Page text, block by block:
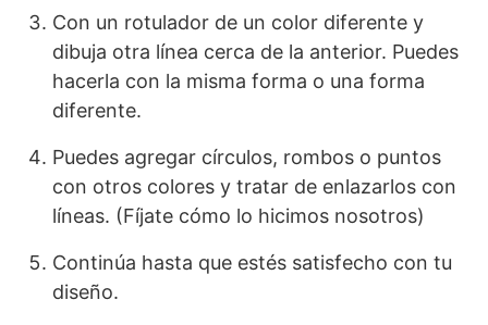
Con un rotulador de un color diferente y
dibuja otra línea cerca de la anterior. Puedes
hacerla con la misma forma o una forma
diferente.
Puedes agregar círculos, rombos o puntos
con otros colores y tratar de enlazarlos con
líneas. (Fíjate cómo lo hicimos nosotros)
Continúa hasta que estés satisfecho con tu
diseño.